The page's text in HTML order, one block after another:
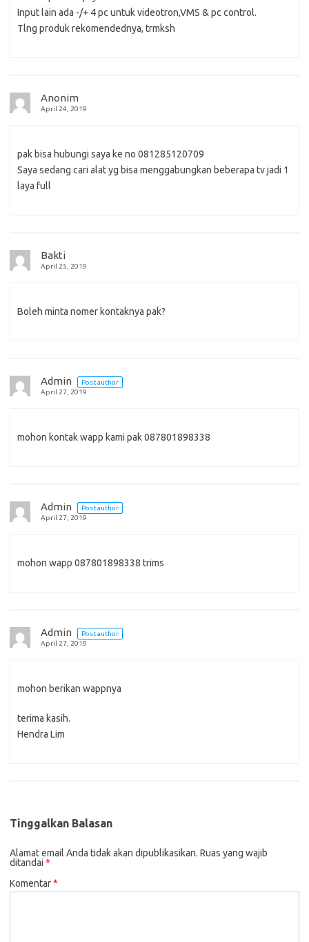
Input lain ada -/+ 4 pc untuk videotron,VMS & pc control.
Tlng produk rekomendednya, trmksh
Anonim
April 24, 2019
pak bisa hubungi saya ke no 081285120709
Saya sedang cari alat yg bisa menggabungkan beberapa tv jadi 1
laya full
Bakti
April 25, 2019
Boleh minta nomer kontaknya pak?
Admin
Post author
April 27, 2019
mohon kontak wapp kami pak 087801898338
Admin
Post author
April 27, 2019
mohon wapp 087801898338 trims
Admin
Post author
April 27, 2019
mohon berikan wappnya
terima kasih.
Hendra Lim
Tinggalkan Balasan
Alamat email Anda tidak akan dipublikasikan. Ruas yang wajib
ditandai *
Komentar*